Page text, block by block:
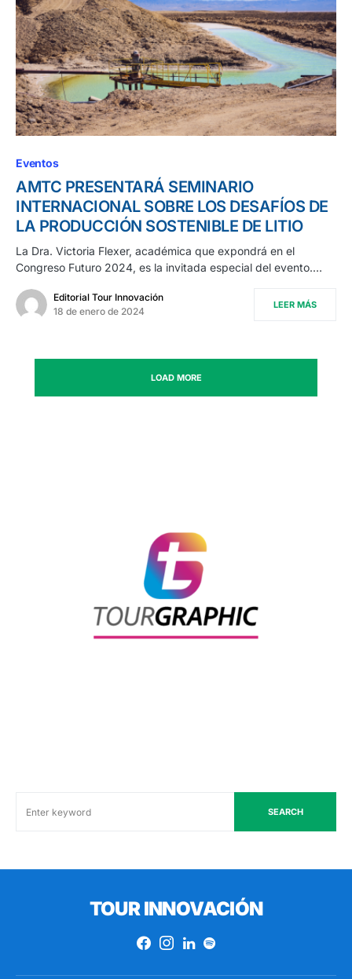
Eventos
AMTC PRESENTARÁ SEMINARIO
INTERNACIONAL SOBRE LOS DESAFÍOS DE
LA PRODUCCIÓN SOSTENIBLE DE LITIO
La Dra. Victoria Flexer, académica que expondrá en el
Congreso Futuro 2024, es la invitada especial del evento.…
Editorial Tour Innovación
18 de enero de 2024
LEER MÁS
LOAD MORE
SEARCH
TOUR INNOVACIÓN